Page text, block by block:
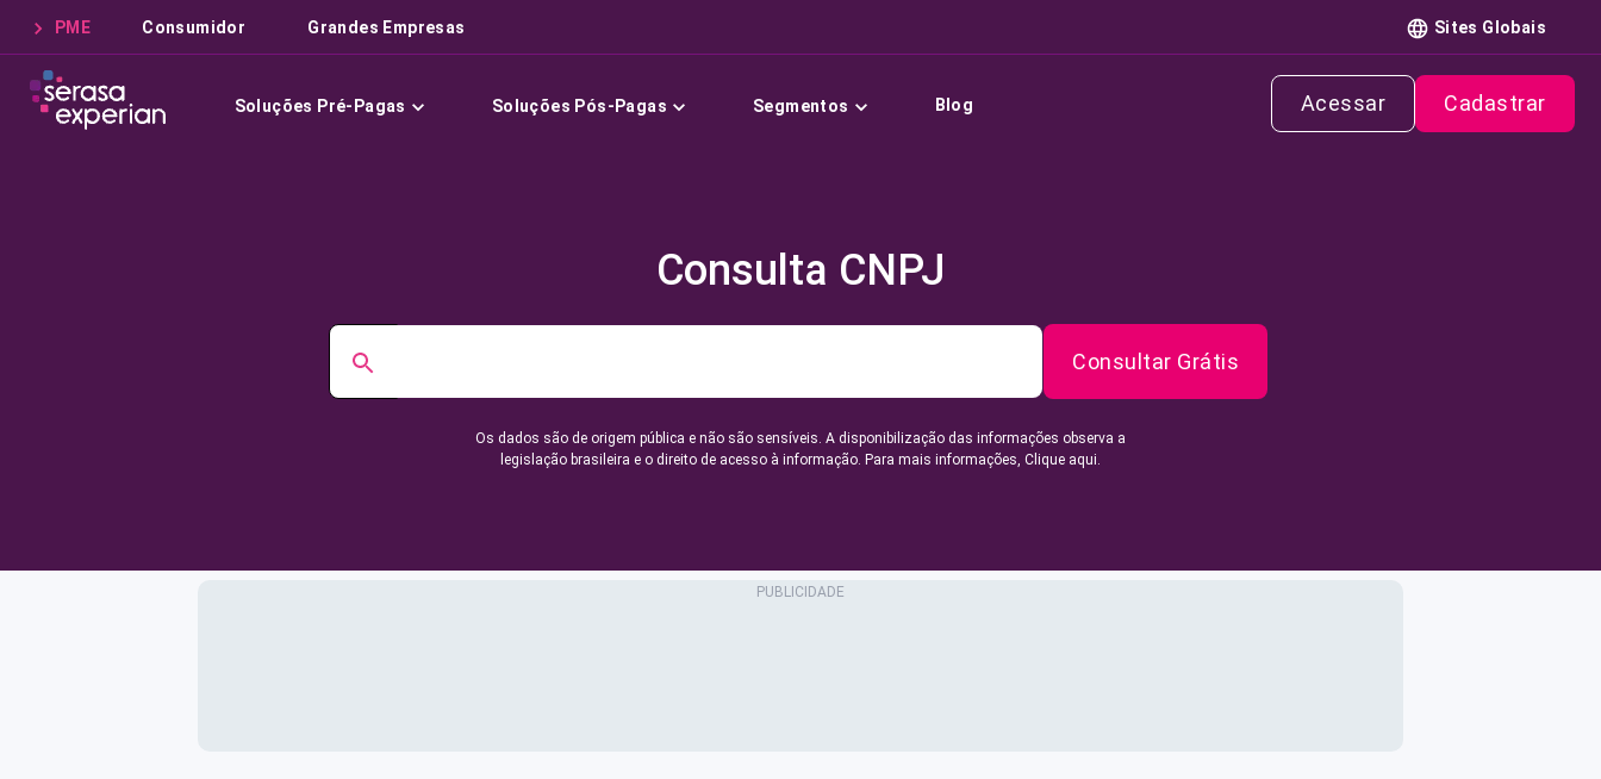
PME Consumidor Grandes Empresas Sites Globais
Soluções Pré-Pagas Soluções Pós-Pagas Segmentos Blog Acessar Cadastrar
Consulta CNPJ
Consultar Grátis
Os dados são de origem pública e não são sensíveis. A disponibilização das informações observa a
legislação brasileira e o direito de acesso à informação. Para mais informações, Clique aqui.